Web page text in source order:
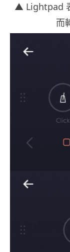
▲ Lightpad
而